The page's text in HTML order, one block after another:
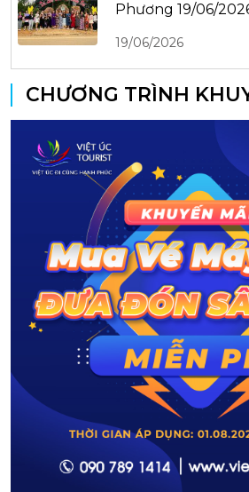
Phương 19/06/
19/06/2026
CHƯƠNG TRÌNH